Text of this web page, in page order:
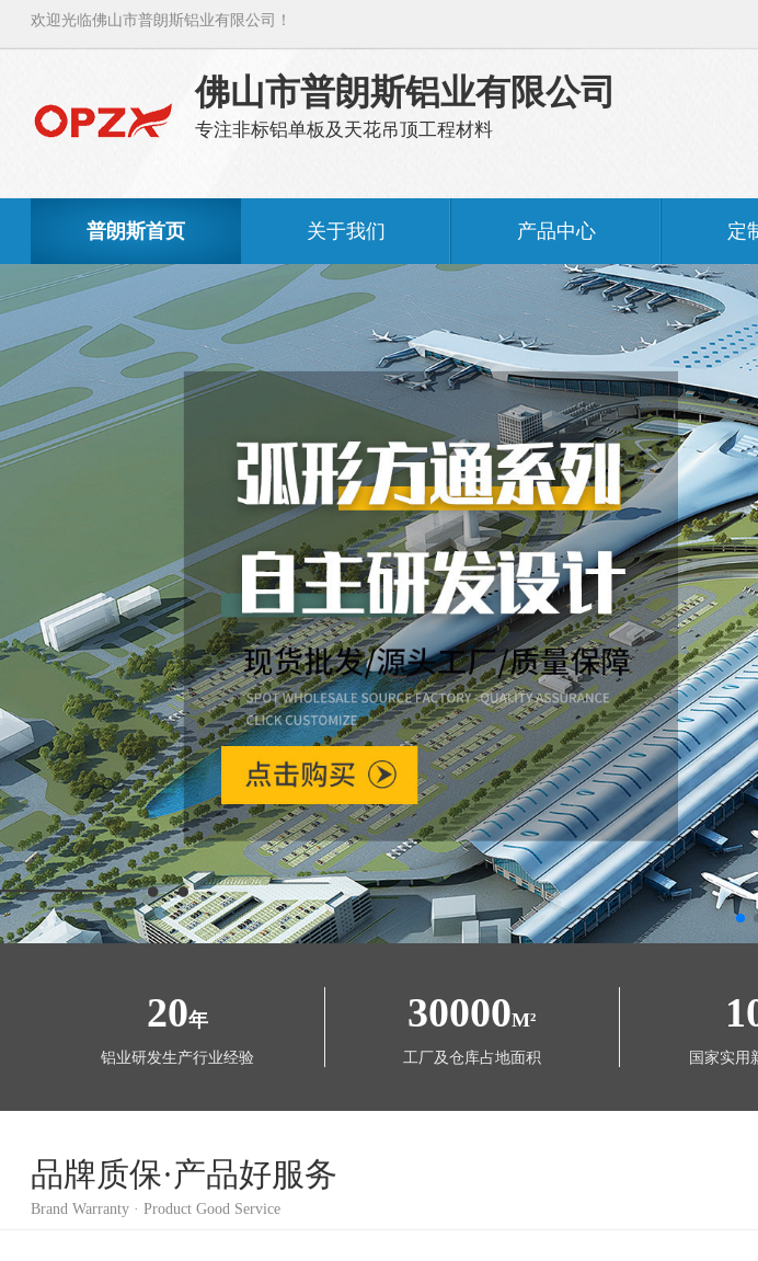
欢迎光临佛山市普朗斯铝业有限公司！
佛山市普朗斯铝业有限公司
专注非标铝单板及天花吊顶工程材料
普朗斯首页 关于我们 产品中心 定
1
20年
铝业研发生产行业经验
30000M²
工厂及仓库占地面积 国家实用
品牌质保·产品好服务
Brand Warranty · Product Good Service